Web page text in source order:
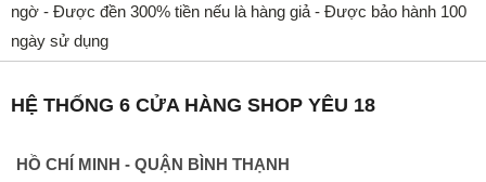
ngờ - Được đền 300% tiền nếu là hàng giả - Được bảo hành 100
ngày sử dụng
HỆ THỐNG 6 CỬA HÀNG SHOP YÊU 18
HỒ CHÍ MINH - QUẬN BÌNH THẠNH